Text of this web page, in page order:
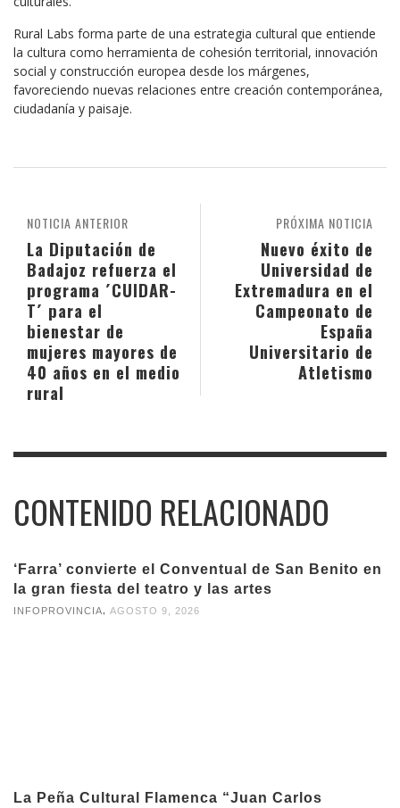
Rural Labs forma parte de una estrategia cultural que entiende
la cultura como herramienta de cohesión territorial, innovación
social y construcción europea desde los márgenes,
favoreciendo nuevas relaciones entre creación contemporánea,
ciudadanía y paisaje.
PRÓXIMA NOTICIA
Nuevo éxito de
Universidad de
Extremadura en el
Campeonato de
España
Universitario de
Atletismo
NOTICIA ANTERIOR
La Diputación de
Badajoz refuerza el
programa ´CUIDAR-
T´ para el
bienestar de
mujeres mayores de
40 años en el medio
rural
CONTENIDO RELACIONADO
‘Farra’ convierte el Conventual de San Benito en
la gran fiesta del teatro y las artes
INFOPROVINCIA AGOSTO 9, 2026
La Peña Cultural Flamenca “Juan Carlos